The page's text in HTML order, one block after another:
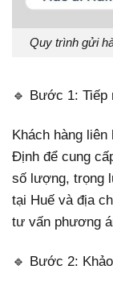
Quy trình gửi
🔹 Bước 1: Tiếp
Khách hàng
Định để cung
số lượng, trọng
tại Huế và địa
tư vấn phương
🔹 Bước 2: